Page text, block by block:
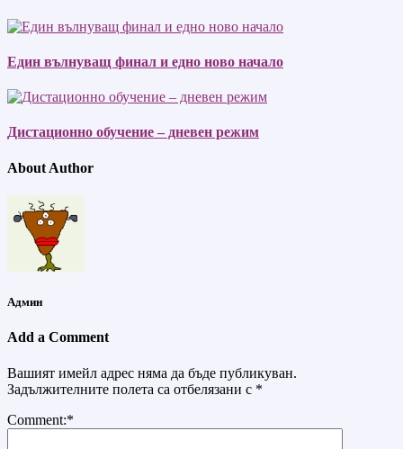
Един вълнуващ финал и едно ново начало
Дистационно обучение – дневен режим
About Author
Админ
Add a Comment
Вашият имейл адрес няма да бъде публикуван.
Задължителните полета са отбелязани с *
Comment:*